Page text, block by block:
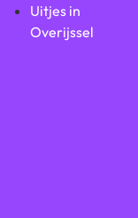
Uitjes in
Overijssel